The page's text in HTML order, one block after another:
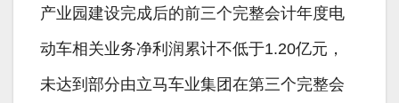
产业园建设完成后的前三个完整会计年度电
动车相关业务净利润累计不低于1.20亿元，
未达到部分由立马车业集团在第三个完整会